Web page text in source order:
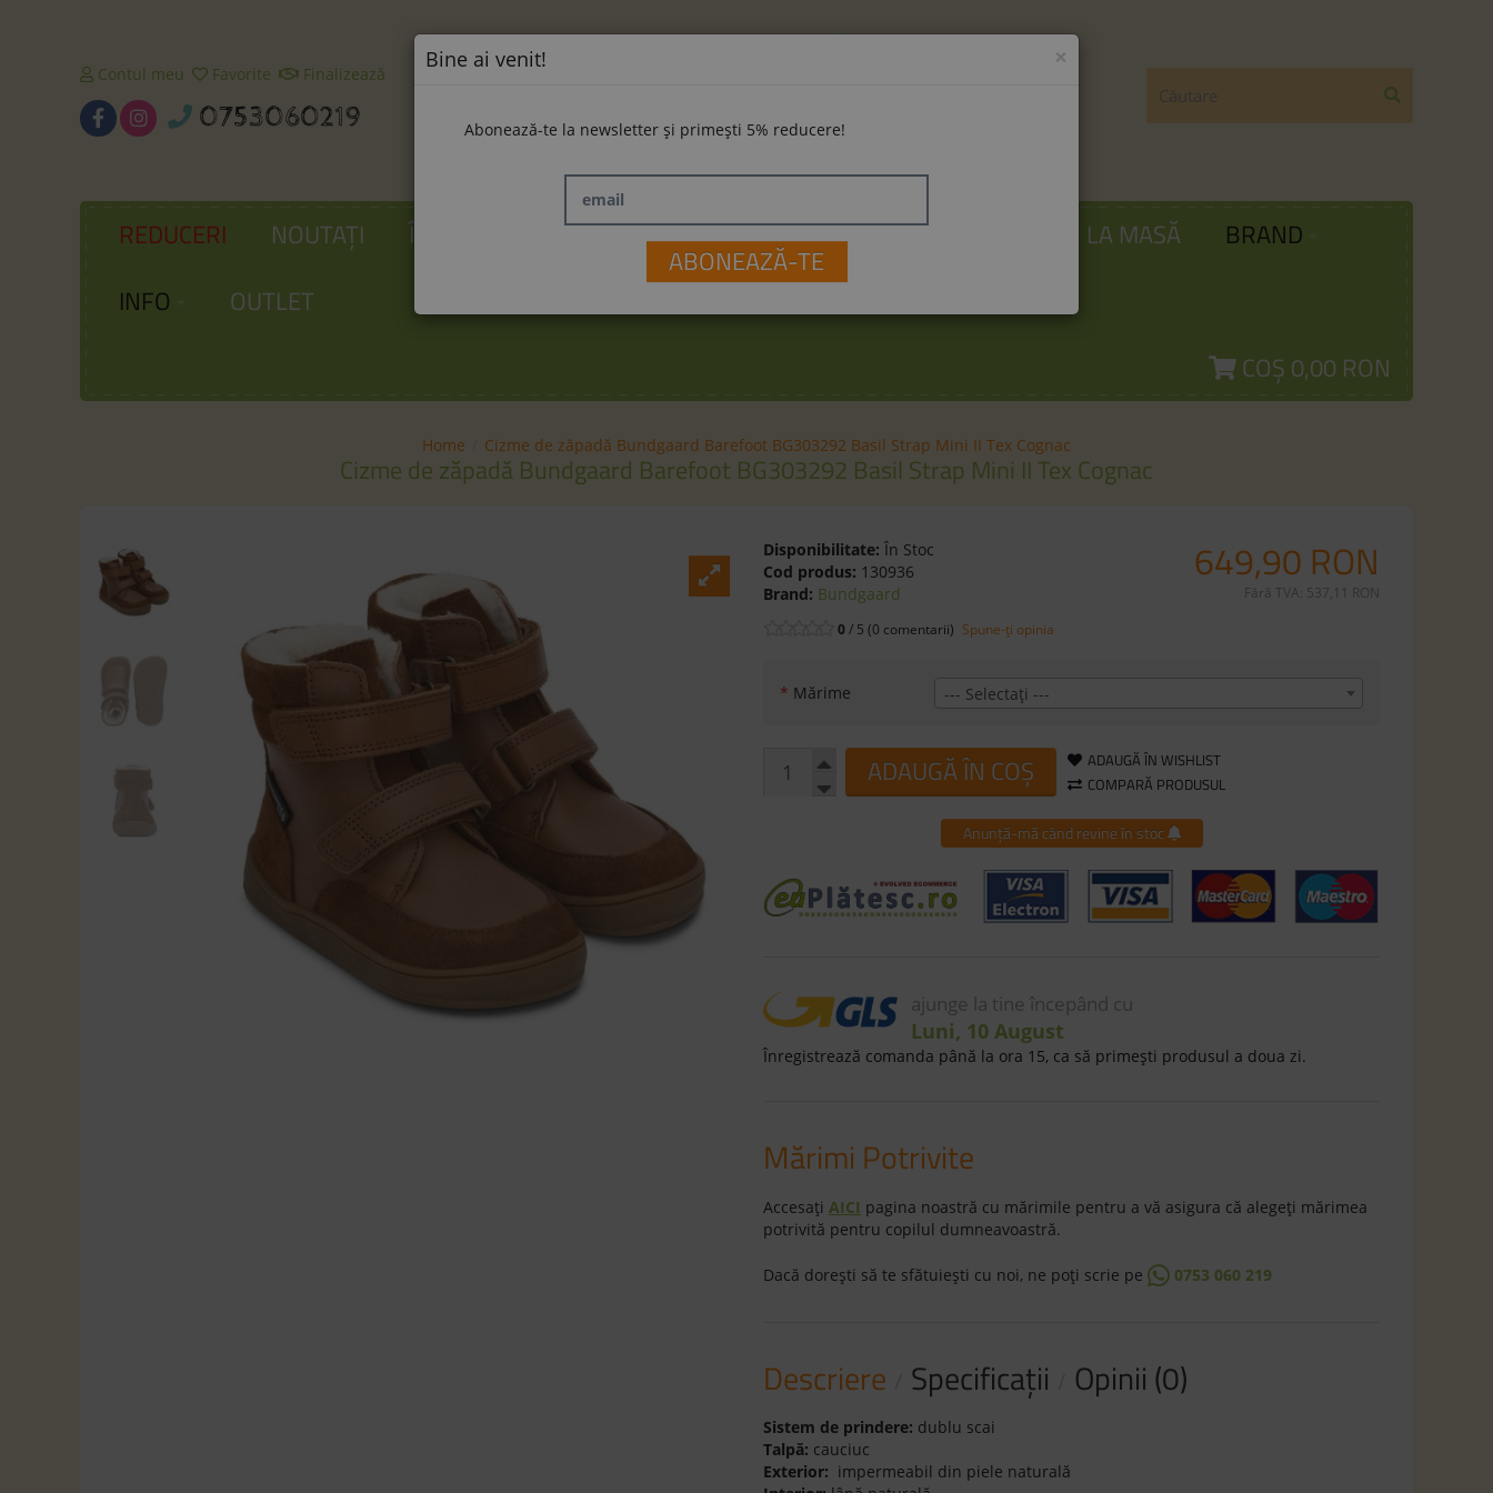
Contul meu Favorite Finalizează
0753060219
REDUCERI NOUTAȚI ÎNCĂLȚĂMINTE LA PLIMBARE JUCĂRII LA MASĂ
BRAND
INFO
OUTLET
COȘ 0,00 RON
Home Cizme de zăpadă Bundgaard Barefoot BG303292 Basil Strap Mini II Tex Cognac
Cizme de zăpadă Bundgaard Barefoot BG303292 Basil Strap Mini II Tex Cognac
Disponibilitate: În Stoc
Cod produs: 130936
Brand: Bundgaard
0/ 5 (0 comentarii) Spune-ţi opinia
649,90 RON
Fără TVA: 537,11 RON
* Mărime --- Selectaţi ---
ADAUGĂ ÎN COȘ
ADAUGĂ ÎN WISHLIST
COMPARĂ PRODUSUL
Anunță-mă când revine în stoc
ajunge la tine începând cu
Luni, 10 August
Înregistrează comanda până la ora 15, ca să primeşti produsul a doua zi.
Mărimi Potrivite
Accesaţi AICI pagina noastră cu mărimile pentru a vă asigura că alegeţi mărimea
potrivită pentru copilul dumneavoastră.
Dacă doreşti să te sfătuieşti cu noi, ne poţi scrie pe 0753 060 219
Descriere Specificaţii Opinii (0)
Sistem de prindere: dublu scai
Talpă: cauciuc
Exterior: impermeabil din piele naturală
×
Bine ai venit!
Abonează-te la newsletter și primești 5% reducere!
email
ABONEAZĂ-TE